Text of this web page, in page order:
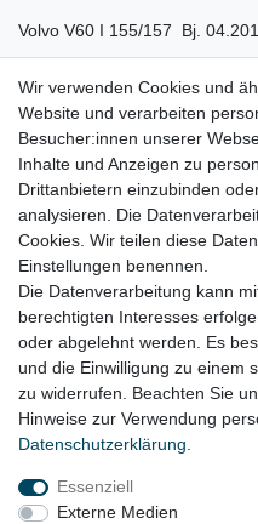
Volvo V60 I 155/157 Bj.
Volvo C70 II Bj. 2009 - 2013
Volvo XC60 I Bj. 2012 - 2015
Volvo XC70 II P24 Bj.
Volvo S80 AS Bj. 2010 - 2016
Lieferzeit
Wir verwenden Cookies und
Website und verarbeiten
Besucher:innen unserer
Inhalte und Anzeigen zu
Drittanbietern einzubinden
analysieren. Die
Cookies. Wir teilen diese
Einstellungen benennen.
Die Datenverarbeitung kann
berechtigten Interesses
oder abgelehnt werden. Es
und die Einwilligung zu einem
zu widerrufen. Beachten Sie
Hinweise zur Verwendung
Daten­schutz­erklärung
Essenziell
Externe Medien
Impressum